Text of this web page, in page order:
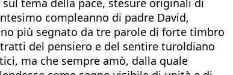
tema della pace, stesure originali di
compleanno di padre David,
più segnato da tre parole di forte timbro
del pensiero e del sentire turoldiano
ma che sempre amò, dalla quale